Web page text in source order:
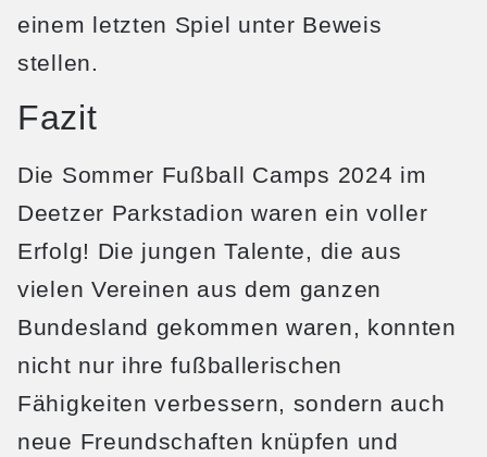
einem letzten Spiel unter Beweis
stellen.
Fazit
Die Sommer Fußball Camps 2024 im
Deetzer Parkstadion waren ein voller
Erfolg! Die jungen Talente, die aus
vielen Vereinen aus dem ganzen
Bundesland gekommen waren, konnten
nicht nur ihre fußballerischen
Fähigkeiten verbessern, sondern auch
neue Freundschaften knüpfen und